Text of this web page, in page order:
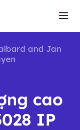
and Jan
cao
IP